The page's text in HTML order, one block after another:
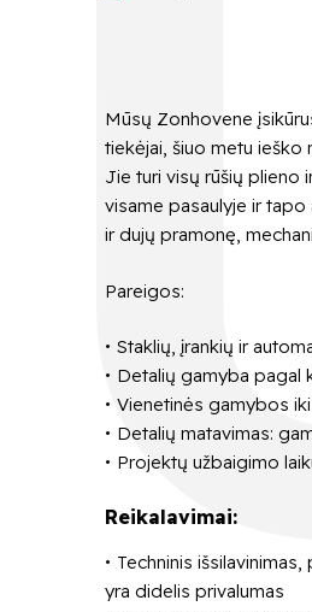
Mūsų Zonhovene
tiekėjai, šiuo metu
Jie turi visų rūšių plieno
visame pasaulyje ir
ir dujų pramonę,
Pareigos:
Staklių, įrankių ir
Detalių gamyba pagal
Vienetinės gamybos
Detalių matavimas:
Projektų užbaigimo
Reikalavimai:
Techninis
yra didelis privalumas